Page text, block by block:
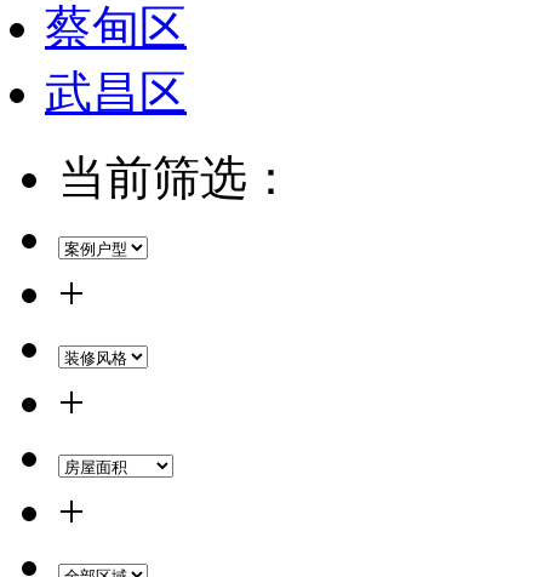
蔡甸区
武昌区
当前筛选：
+
+
+